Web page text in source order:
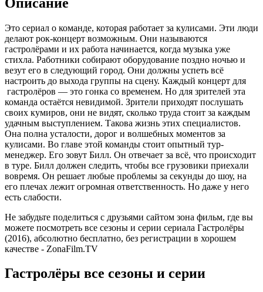
Это сериал о команде, которая работает за кулисами. Эти люди
делают рок-концерт возможным. Они называются
гастролёрами и их работа начинается, когда музыка уже
стихла. Работники собирают оборудование поздно ночью и
везут его в следующий город. Они должны успеть всё
настроить до выхода группы на сцену. Каждый концерт для
гастролёров — это гонка со временем. Но для зрителей эта
команда остаётся невидимой. Зрители приходят послушать
своих кумиров, они не видят, сколько труда стоит за каждым
удачным выступлением. Такова жизнь этих специалистов.
Она полна усталости, дорог и волшебных моментов за
кулисами. Во главе этой команды стоит опытный тур-
менеджер. Его зовут Билл. Он отвечает за всё, что происходит
в туре. Билл должен следить, чтобы все грузовики приехали
вовремя. Он решает любые проблемы за секунды до шоу, на
его плечах лежит огромная ответственность. Но даже у него
есть слабости.
Не забудьте поделиться с друзьями сайтом зона фильм, где вы
можете посмотреть все сезоны и серии сериала Гастролёры
(2016), абсолютно бесплатно, без регистрации в хорошем
качестве - ZonaFilm.TV
Гастролёры все сезоны и серии